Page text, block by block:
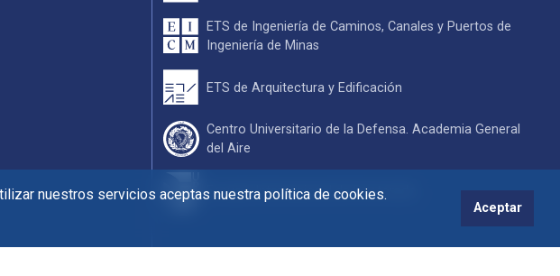
nuestros servicios aceptas nuestra política de cookies.
Aceptar
ETS de Ingeniería de Caminos, Canales y Puertos de
Ingeniería de Minas
ETS de Arquitectura y Edificación
Centro Universitario de la Defensa. Academia General
del Aire
Escuela Internacional de Doctorado